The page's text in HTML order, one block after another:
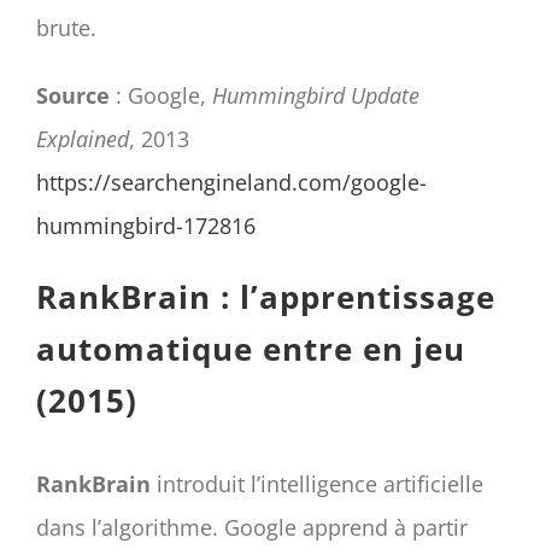
brute.
Source : Google, Hummingbird Update
Explained, 2013
https://searchengineland.com/google-
hummingbird-172816
RankBrain : l’apprentissage
automatique entre en jeu
(2015)
RankBrain introduit l’intelligence artificielle
dans l’algorithme. Google apprend à partir